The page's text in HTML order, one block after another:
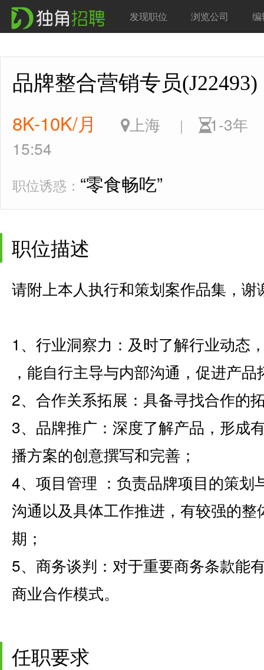
发现职位 浏览公司 编
品牌整合营销专员
8K-10K/月 上海 |
1-3
15:54
职位诱惑： “零食畅吃”
职位描述
请附上本人执行和策划案作品集，谢
1、行业洞察力：及时了解行业动态
，能自行主导与内部沟通，促进产品
2、合作关系拓展：具备寻找合作的
3、品牌推广：深度了解产品，形成
播方案的创意撰写和完善；
4、项目管理 ：负责品牌项目的策划
沟通以及具体工作推进，有较强的
期；
5、商务谈判：对于重要商务条款能
商业合作模式。
任职要求